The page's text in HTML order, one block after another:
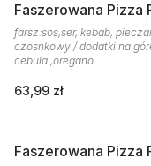
Faszerowana Pizza
farsz:sos,ser, kebab,
czosnkowy / dodatki na
cebula ,oregano
63,99 zł
Faszerowana Pizza